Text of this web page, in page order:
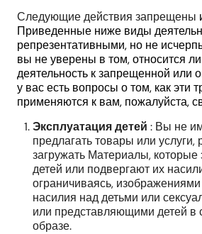
Следующие действия запрещены
Приведенные ниже виды
репрезентативными, но не
вы не уверены в том, относится
деятельность к запрещенной или
у вас есть вопросы о том, как эти
применяются к вам, пожалуйста,
Эксплуатация детей : Вы не
предлагать товары или
загружать Материалы, которые
детей или подвергают их
ограничиваясь,
насилия над детьми или
или представляющими детей в
образе.